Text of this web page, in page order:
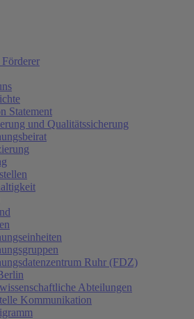
Statement
und Qualitätssicherung
Ruhr (FDZ)
Abteilungen
Kommunikation